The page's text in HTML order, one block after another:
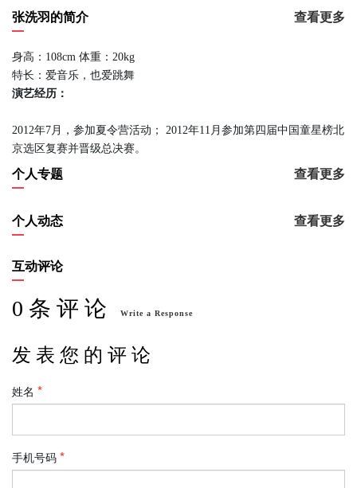
张洗羽的简介 查看更多
身高：108cm 体重：20kg
特长：爱音乐，也爱跳舞
演艺经历：
2012年7月，参加夏令营活动； 2012年11月参加第四届中国童星榜北
京选区复赛并晋级总决赛。
个人专题 查看更多
个人动态 查看更多
互动评论
0 条 评 论 Write a Response
发 表 您 的 评 论
姓名
手机号码